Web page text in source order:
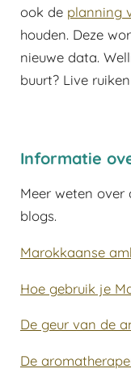
ook de planning
houden. Deze
nieuwe data.
buurt? Live
Informatie
Meer weten over
blogs.
Marokkaanse
Hoe gebruik je
De geur van de
De